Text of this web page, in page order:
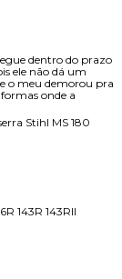
dentro do prazo
ele não dá um
o meu demorou pra
onde a
Stihl MS 180
143R 143RII